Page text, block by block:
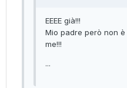
EEEE già!!!
Mio padre però non
me!!!
...